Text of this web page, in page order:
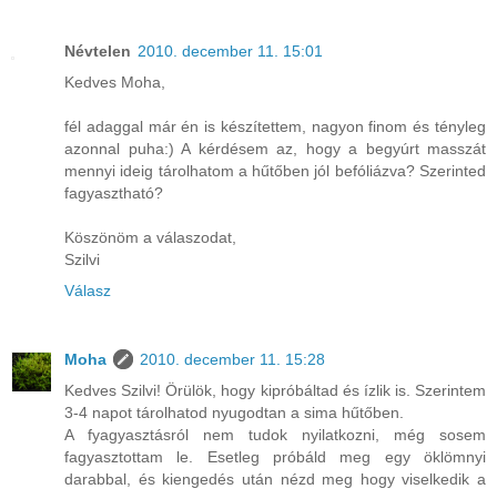
Névtelen 2010. december 11. 15:01
Kedves Moha,
fél adaggal már én is készítettem, nagyon finom és tényleg
azonnal puha:) A kérdésem az, hogy a begyúrt masszát
mennyi ideig tárolhatom a hűtőben jól befóliázva? Szerinted
fagyasztható?
Köszönöm a válaszodat,
Szilvi
Válasz
Moha
2010. december 11. 15:28
Kedves Szilvi! Örülök, hogy kipróbáltad és ízlik is. Szerintem
3-4 napot tárolhatod nyugodtan a sima hűtőben.
A fyagyasztásról nem tudok nyilatkozni, még sosem
fagyasztottam le. Esetleg próbáld meg egy öklömnyi
darabbal, és kiengedés után nézd meg hogy viselkedik a